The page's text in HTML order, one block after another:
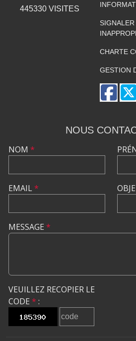
445330 VISITES
CHARTE
GESTION
NOUS
NOM *
EMAIL*
MESSAGE *
VEUILLEZ RECOPIER LE
CODE * :